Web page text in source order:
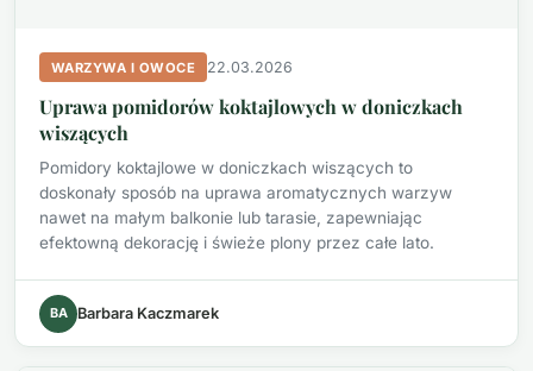
WARZYWA I OWOCE 22.03.2026
Uprawa pomidorów koktajlowych w doniczkach
wiszących
Pomidory koktajlowe w doniczkach wiszących to
doskonały sposób na uprawa aromatycznych warzyw
nawet na małym balkonie lub tarasie, zapewniając
efektowną dekorację i świeże plony przez całe lato.
BA Barbara Kaczmarek